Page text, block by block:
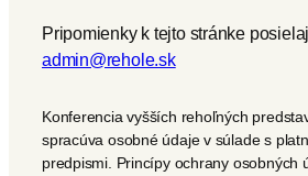
Pripomienky k tejto stránke
admin@rehole.sk
Konferencia vyšších rehoľných
spracúva osobné údaje v súlade s
predpismi. Princípy ochrany osobných